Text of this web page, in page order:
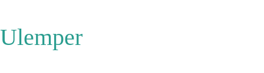
Ulemper